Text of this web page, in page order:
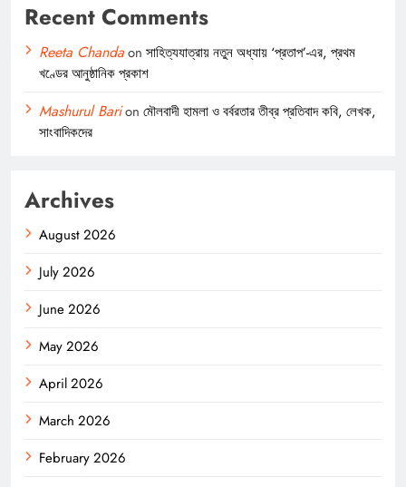
Recent Comments
Reeta Chandaon সাহিত্যযাত্রায় নতুন অধ্যায় ‘প্রতাপ’-এর, প্রথম
খণ্ডের আনুষ্ঠানিক প্রকাশ
Mashurul Barion মৌলবাদী হামলা ও বর্বরতার তীব্র প্রতিবাদ কবি, লেখক,
সাংবাদিকদের
Archives
August 2026
July 2026
June 2026
May 2026
April 2026
March 2026
February 2026